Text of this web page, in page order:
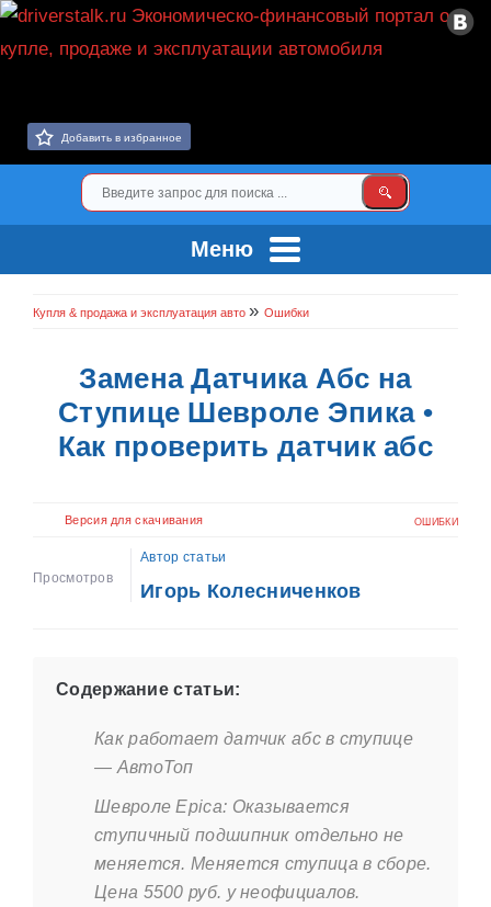
Добавить в избранное
Меню
Купля & продажа и эксплуатация авто » Ошибки
Замена Датчика Абс на
Ступице Шевроле Эпика •
Как проверить датчик абс
Версия для скачивания ОШИБКИ
Просмотров
Автор статьи
Игорь Колесниченков
Содержание статьи:
Как работает датчик абс в ступице
— АвтоТоп
Шевроле Epica: Оказывается
ступичный подшипник отдельно не
меняется. Меняется ступица в сборе.
Цена 5500 руб. у неофициалов.